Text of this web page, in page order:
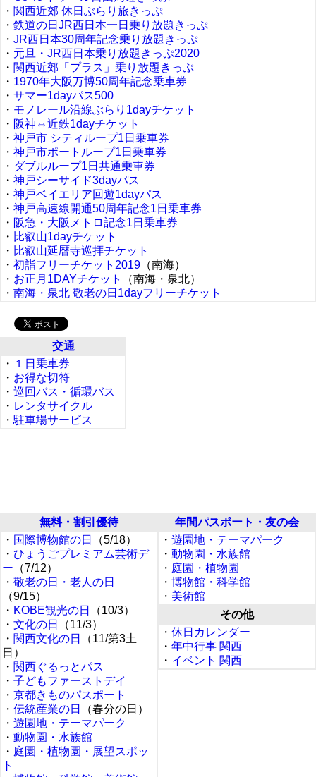
・ 関西近郊 休日ぶらり旅きっぷ
・ 鉄道の日JR西日本一日乗り放題きっぷ
・ JR西日本30周年記念乗り放題きっぷ
・ 元旦・JR西日本乗り放題きっぷ2020
・ 関西近郊「プラス」乗り放題きっぷ
・ 1970年大阪万博50周年記念乗車券
・ サマー1dayパス500
・ モノレール沿線ぶらり1dayチケット
・ 阪神⇔近鉄1dayチケット
・ 神戸市 シティループ1日乗車券
・ 神戸市ポートループ1日乗車券
・ ダブルループ1日共通乗車券
・ 神戸シーサイド3dayパス
・ 神戸ベイエリア回遊1dayパス
・ 神戸高速線開通50周年記念1日乗車券
・ 阪急・大阪メトロ記念1日乗車券
・ 比叡山1dayチケット
・ 比叡山延暦寺巡拝チケット
・ 初詣フリーチケット2019 （南海）
・ お正月1DAYチケット
（南海・泉北）
・ 南海・泉北 敬老の日1dayフリーチケット
交通
・ １日乗車券
・ お得な切符
・ 巡回バス・循環バス
・ レンタサイクル
・ 駐車場サービス
無料・割引優待
・ 国際博物館の日
（5/18）
・ ひょうごプレミアム芸術デ
ー （7/12）
・ 敬老の日・老人の日
（9/15）
・ KOBE観光の日
（10/3）
・ 文化の日
（11/3）
・ 関西文化の日
（11/第3土
日）
・ 関西ぐるっとパス
・ 子どもファーストデイ
・ 京都きものパスポート
・ 伝統産業の日
（春分の日）
・ 遊園地・テーマパーク
・ 動物園・水族館
・ 庭園・植物園・展望スポッ
ト
年間パスポート・友の会
・ 遊園地・テーマパーク
・ 動物園・水族館
・ 庭園・植物園
・ 博物館・科学館
・ 美術館
その他
・ 休日カレンダー
・ 年中行事 関西
・ イベント 関西